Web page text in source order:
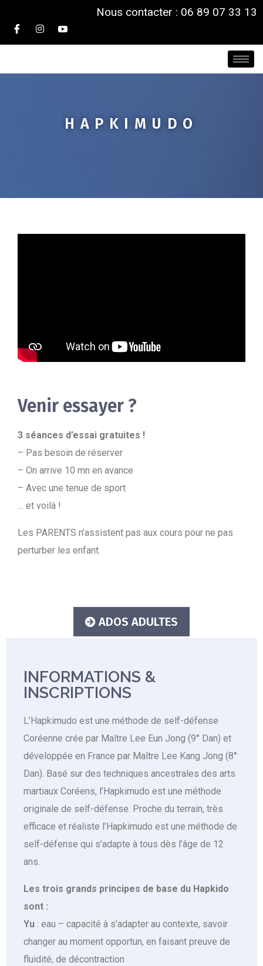
Nous contacter : 06 89 07 33 13
HAPKIMUDO
Venir essayer ?
3 séances d’essai gratuites !
– Pas besoin de réserver
– On arrive 10 mn en avance
– Avec une tenue de sport
… et voilà !
Les PARENTS n’assistent pas aux cours pour ne pas
perturber les enfant.
ADOS ADULTES
INFORMATIONS &
INSCRIPTIONS
L’Hapkimudo est une méthode de self-défense
Coréenne crée par Maître Lee Eun Jong (9° Dan) et
développée en France par Maître Lee Kang Jong (8°
Dan). Basé sur des techniques ancestrales des arts
martiaux Coréens, l’Hapkimudo est une méthode
originale de self-défense. Proche du terrain, très
efficace et réaliste l’Hapkimudo est une méthode de
self-défense qui s’adapte à tous dès l’âge de 12
ans.
Les trois grands principes de base du Hapkido
sont :
Yu : eau – capacité à s’adapter au contexte, savoir
changer au moment opportun, en faisant preuve de
fluidité, de décontraction